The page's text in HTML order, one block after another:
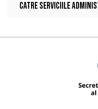
catre serviciile